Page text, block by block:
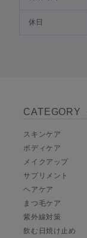
休日
CATEGORY
スキンケア
ボディケア
メイクアップ
サプリメント
ヘアケア
まつ毛ケア
紫外線対策
飲む日焼け止め